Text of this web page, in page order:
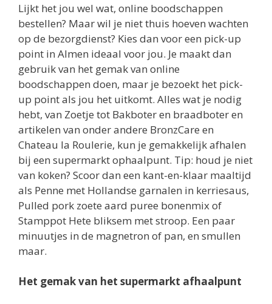
Lijkt het jou wel wat, online boodschappen
bestellen? Maar wil je niet thuis hoeven wachten
op de bezorgdienst? Kies dan voor een pick-up
point in Almen ideaal voor jou. Je maakt dan
gebruik van het gemak van online
boodschappen doen, maar je bezoekt het pick-
up point als jou het uitkomt. Alles wat je nodig
hebt, van Zoetje tot Bakboter en braadboter en
artikelen van onder andere BronzCare en
Chateau la Roulerie, kun je gemakkelijk afhalen
bij een supermarkt ophaalpunt. Tip: houd je niet
van koken? Scoor dan een kant-en-klaar maaltijd
als Penne met Hollandse garnalen in kerriesaus,
Pulled pork zoete aard puree bonenmix of
Stamppot Hete bliksem met stroop. Een paar
minuutjes in de magnetron of pan, en smullen
maar.
Het gemak van het supermarkt afhaalpunt